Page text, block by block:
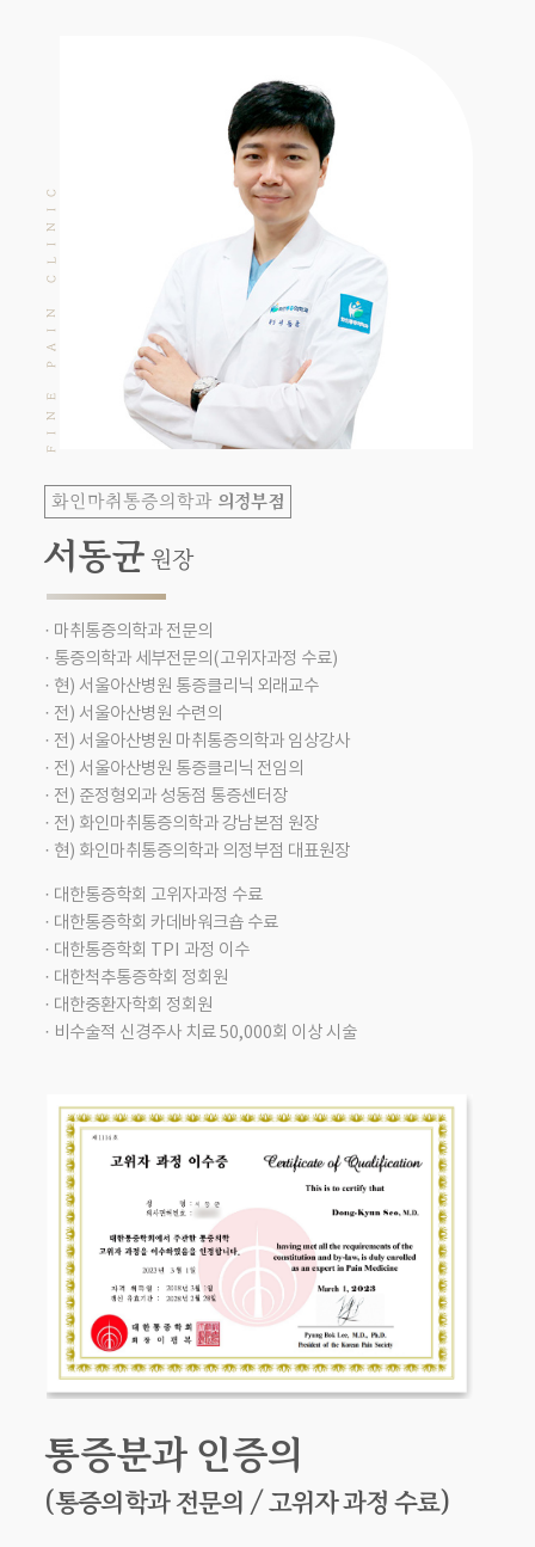
F
INE
P
AIN
C
LINIC
화인마취통증의학과 의정부점
서동균 원장
· 마취통증의학과 전문의
· 통증의학과 세부전문의(고위자과정 수료)
· 현) 서울아산병원 통증클리닉 외래교수
· 전) 서울아산병원 수련의
· 전) 서울아산병원 마취통증의학과 임상강사
· 전) 서울아산병원 통증클리닉 전임의
· 전) 준정형외과 성동점 통증센터장
· 전) 화인마취통증의학과 강남본점 원장
· 현) 화인마취통증의학과 의정부점 대표원장
· 대한통증학회 고위자과정 수료
· 대한통증학회 카데바워크숍 수료
· 대한통증학회 TPI 과정 이수
· 대한척추통증학회 정회원
· 대한중환자학회 정회원
· 비수술적 신경주사 치료 50,000회 이상 시술
통증분과 인증의
(통증의학과 전문의 / 고위자 과정 수료)